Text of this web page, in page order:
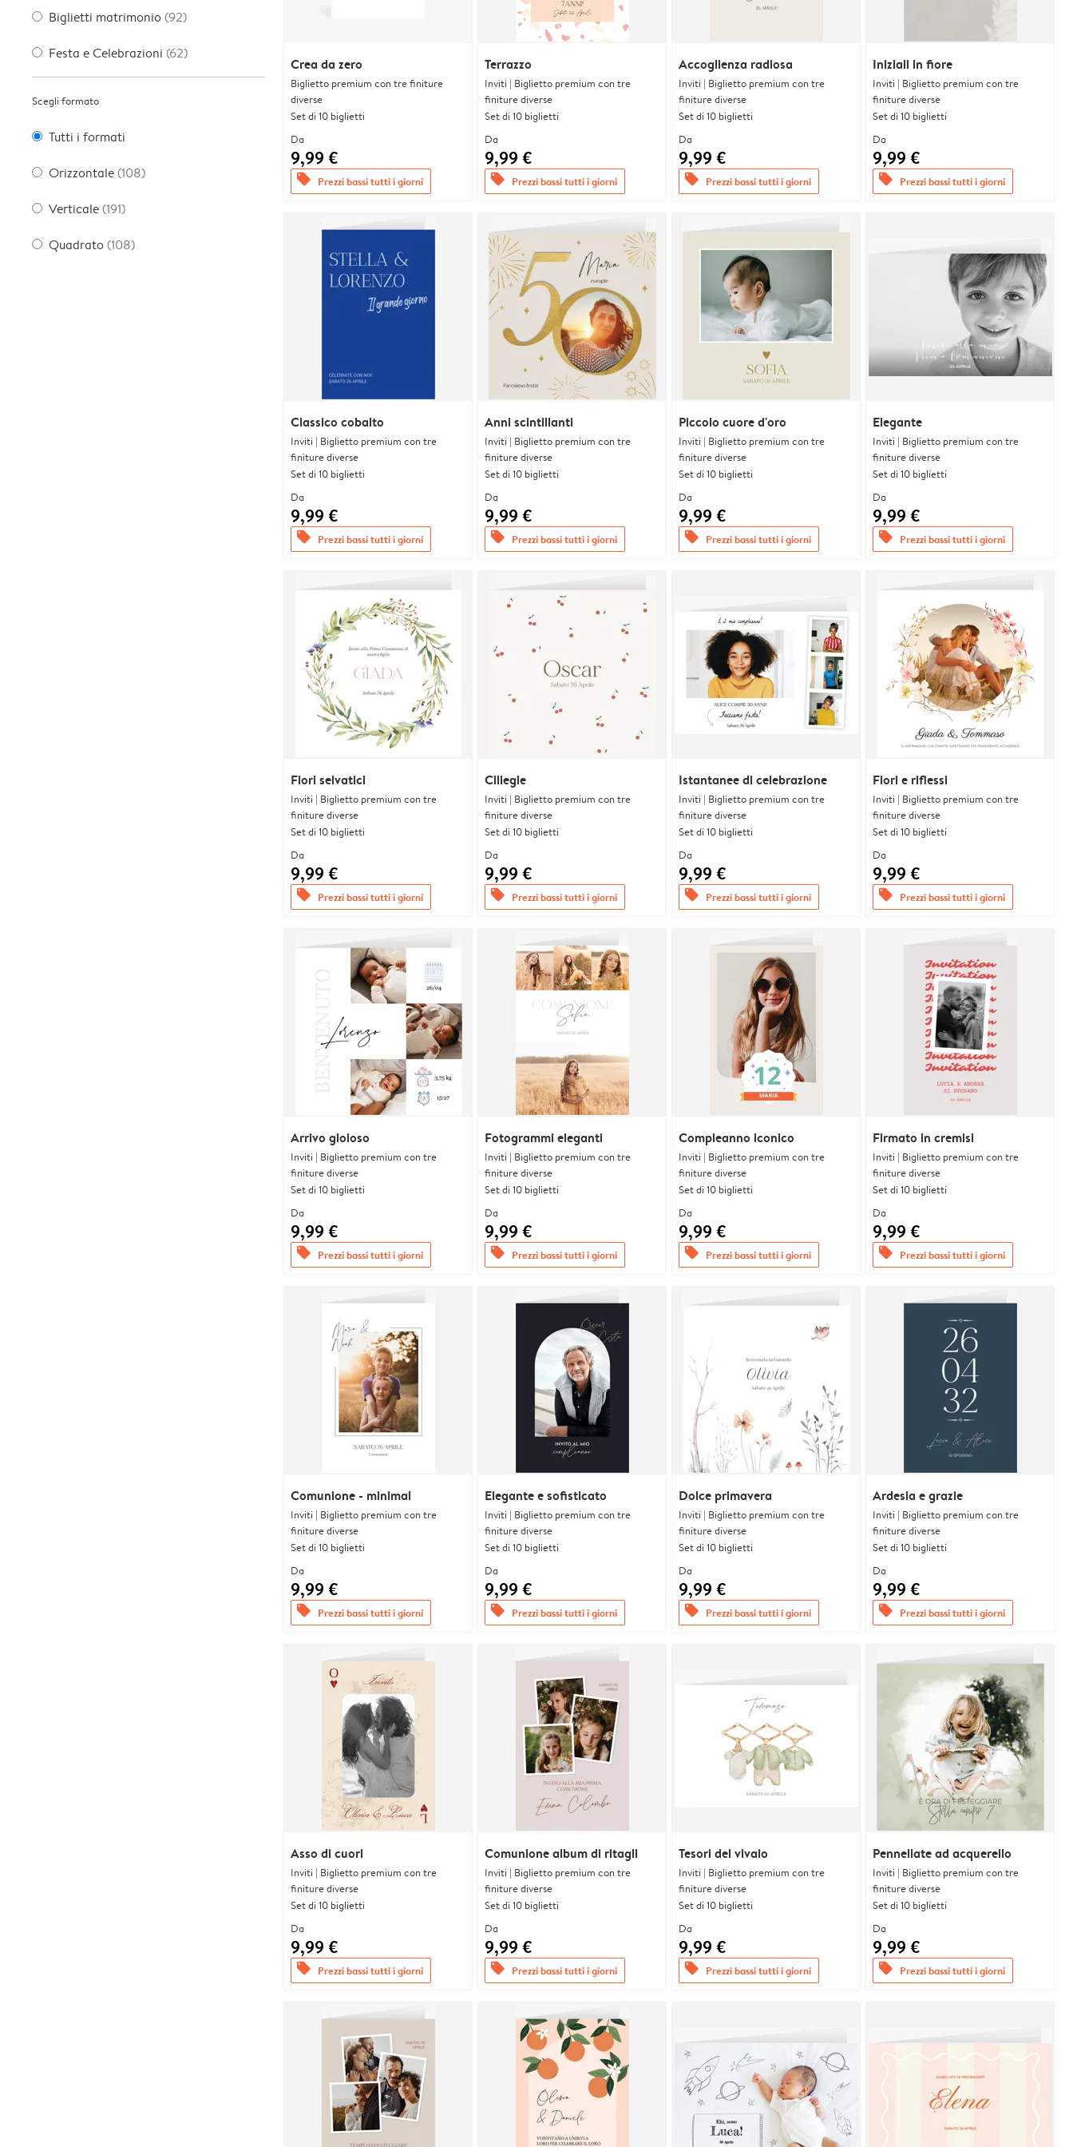
Biglietti matrimonio (92)
Festa e Celebrazioni (62)
Scegli formato
Tutti i formati
Orizzontale (108)
Verticale (191)
Quadrato (108)
Crea da zero
Biglietto premium con tre finiture
diverse
Set di 10 biglietti
Da
9,99 €
offers Prezzi bassi tutti i giorni
Terrazzo
Inviti | Biglietto premium con tre
finiture diverse
Set di 10 biglietti
Da
9,99 €
offers Prezzi bassi tutti i giorni
Accoglienza radiosa
Inviti | Biglietto premium con tre
finiture diverse
Set di 10 biglietti
Da
9,99 €
offers Prezzi bassi tutti i giorni
Iniziali in fiore
Inviti | Biglietto premium con tre
finiture diverse
Set di 10 biglietti
Da
9,99 €
offers Prezzi bassi tutti i giorni
Classico cobalto
Inviti | Biglietto premium con tre
finiture diverse
Set di 10 biglietti
Da
9,99 €
offers Prezzi bassi tutti i giorni
Anni scintillanti
Inviti | Biglietto premium con tre
finiture diverse
Set di 10 biglietti
Da
9,99 €
offers Prezzi bassi tutti i giorni
Piccolo cuore d'oro
Inviti | Biglietto premium con tre
finiture diverse
Set di 10 biglietti
Da
9,99 €
offers Prezzi bassi tutti i giorni
Elegante
Inviti | Biglietto premium con tre
finiture diverse
Set di 10 biglietti
Da
9,99 €
offers Prezzi bassi tutti i giorni
Fiori selvatici
Inviti | Biglietto premium con tre
finiture diverse
Set di 10 biglietti
Da
9,99 €
offers Prezzi bassi tutti i giorni
Ciliegie
Inviti | Biglietto premium con tre
finiture diverse
Set di 10 biglietti
Da
9,99 €
offers Prezzi bassi tutti i giorni
Istantanee di celebrazione
Inviti | Biglietto premium con tre
finiture diverse
Set di 10 biglietti
Da
9,99 €
offers Prezzi bassi tutti i giorni
Fiori e riflessi
Inviti | Biglietto premium con tre
finiture diverse
Set di 10 biglietti
Da
9,99 €
offers Prezzi bassi tutti i giorni
Arrivo gioioso
Inviti | Biglietto premium con tre
finiture diverse
Set di 10 biglietti
Da
9,99 €
offers Prezzi bassi tutti i giorni
Fotogrammi eleganti
Inviti | Biglietto premium con tre
finiture diverse
Set di 10 biglietti
Da
9,99 €
offers Prezzi bassi tutti i giorni
Compleanno iconico
Inviti | Biglietto premium con tre
finiture diverse
Set di 10 biglietti
Da
9,99 €
offers Prezzi bassi tutti i giorni
Firmato in cremisi
Inviti | Biglietto premium con tre
finiture diverse
Set di 10 biglietti
Da
9,99 €
offers Prezzi bassi tutti i giorni
Comunione - minimal
Inviti | Biglietto premium con tre
finiture diverse
Set di 10 biglietti
Da
9,99 €
offers Prezzi bassi tutti i giorni
Elegante e sofisticato
Inviti | Biglietto premium con tre
finiture diverse
Set di 10 biglietti
Da
9,99 €
offers Prezzi bassi tutti i giorni
Dolce primavera
Inviti | Biglietto premium con tre
finiture diverse
Set di 10 biglietti
Da
9,99 €
offers Prezzi bassi tutti i giorni
Ardesia e grazie
Inviti | Biglietto premium con tre
finiture diverse
Set di 10 biglietti
Da
9,99 €
offers Prezzi bassi tutti i giorni
Asso di cuori
Inviti | Biglietto premium con tre
finiture diverse
Set di 10 biglietti
Da
9,99 €
offers Prezzi bassi tutti i giorni
Comunione album di ritagli
Inviti | Biglietto premium con tre
finiture diverse
Set di 10 biglietti
Da
9,99 €
offers Prezzi bassi tutti i giorni
Tesori del vivaio
Inviti | Biglietto premium con tre
finiture diverse
Set di 10 biglietti
Da
9,99 €
offers Prezzi bassi tutti i giorni
Pennellate ad acquerello
Inviti | Biglietto premium con tre
finiture diverse
Set di 10 biglietti
Da
9,99 €
offers Prezzi bassi tutti i giorni